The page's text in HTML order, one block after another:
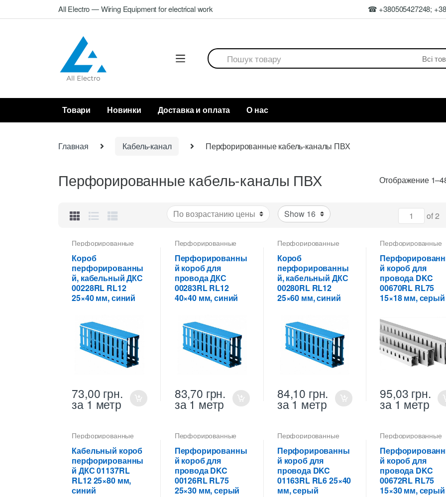
to
to
All Electro — Wiring Equipment for electrical work ☎ +380505427248;
Search
for:
Товари Новинки Доставка и оплата О нас
Главная Кабель-канал Перфорированные кабель-каналы ПВХ
Перфорированные кабель-каналы ПВХ Отображение
of 2
Перфорированные
Короб
перфорированны
й, кабельный ДКС
00228RL RL12
25×40 мм, синий
73,00 грн.
за 1 метр
Перфорированные
Перфорированны
й короб для
провода ДКС
00283RL RL12
40×40 мм, синий
83,70 грн.
за 1 метр
Перфорированные
Короб
перфорированны
й, кабельный ДКС
00280RL RL12
25×60 мм, синий
84,10 грн.
за 1 метр
Перфорированные
й короб для
провода DKC
00670RL RL75
15×18 мм, серый
95,03 грн.
за 1 метр
Перфорированные
Кабельный короб
перфорированны
й ДКС 01137RL
RL12 25×80 мм,
синий
Перфорированные
Перфорированны
й короб для
провода DKC
00126RL RL75
25×30 мм, серый
Перфорированные
Перфорированны
й короб для
провода DKC
01163RL RL6 25×40
мм, серый
Перфорированные
й короб для
провода DKC
00672RL RL75
15×30 мм, серый